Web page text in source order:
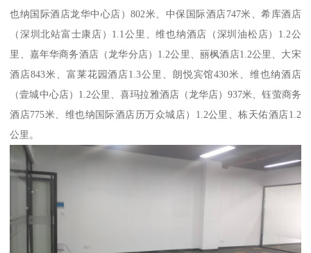
也纳国际酒店龙华中心店）802米、中保国际酒店747米、希库酒店
（深圳北站富士康店）1.1公里、维也纳酒店（深圳油松店）1.2公
里、嘉年华商务酒店（龙华分店）1.2公里、丽枫酒店1.2公里、大宋
酒店843米、富莱花园酒店1.3公里、朗悦宾馆430米、维也纳酒店
（壹城中心店）1.2公里、喜玛拉雅酒店（龙华店）937米、钰萤商务
酒店775米、维也纳国际酒店历万众城店）1.2公里、栋天佑酒店1.2
公里。